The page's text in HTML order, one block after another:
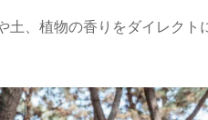
、植物の香りをダイレクト